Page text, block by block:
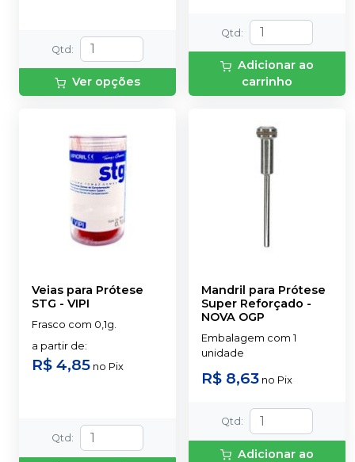
Qtd:
Ver opções
Qtd:
Adicionar ao
carrinho
Veias para Prótese
STG - VIPI
Frasco com 0,1g.
a partir de:
R$ 4,85 no Pix
Qtd :
Mandril para Prótese
Super Reforçado -
NOVA OGP
Embalagem com 1
unidade
R$ 8,63 no Pix
Qtd :
Adicionar ao